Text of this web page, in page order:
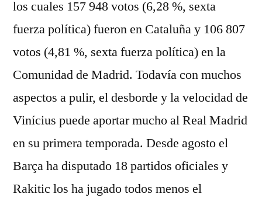
los cuales 157 948 votos (6,28 %, sexta
fuerza política) fueron en Cataluña y 106 807
votos (4,81 %, sexta fuerza política) en la
Comunidad de Madrid. Todavía con muchos
aspectos a pulir, el desborde y la velocidad de
Vinícius puede aportar mucho al Real Madrid
en su primera temporada. Desde agosto el
Barça ha disputado 18 partidos oficiales y
Rakitic los ha jugado todos menos el